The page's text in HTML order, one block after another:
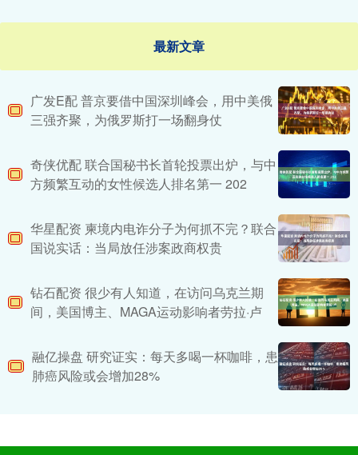
最新文章
广发E配 普京要借中国深圳峰会，用中美俄
三强齐聚，为俄罗斯打一场翻身仗
奇侠优配 联合国秘书长首轮投票出炉，与中
方频繁互动的女性候选人排名第一 202
华星配资 柬境内电诈分子为何抓不完？联合
国说实话：当局放任涉案政商权贵
钻石配资 很少有人知道，在访问乌克兰期
间，美国博主、MAGA运动影响者劳拉·卢
融亿操盘 研究证实：每天多喝一杯咖啡，患
肺癌风险或会增加28%